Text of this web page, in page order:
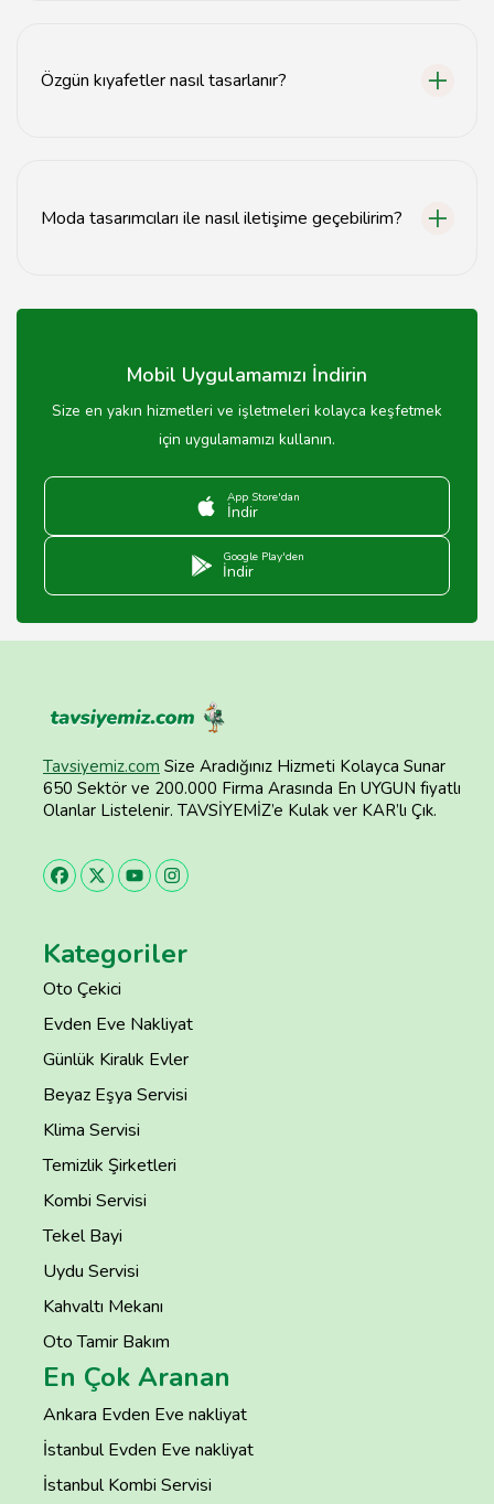
Özgün kıyafetler nasıl tasarlanır?
Moda tasarımcıları ile nasıl iletişime geçebilirim?
medya üzerinden sağlanabilir.
Mobil Uygulamamızı İndirin
Size en yakın hizmetleri ve işletmeleri kolayca keşfetmek
için uygulamamızı kullanın.
App Store'dan
İndir
Google Play'den
İndir
Tavsiyemiz.com Size Aradığınız Hizmeti Kolayca Sunar
650 Sektör ve 200.000 Firma Arasında En UYGUN fiyatlı
Olanlar Listelenir. TAVSİYEMİZ’e Kulak ver KAR’lı Çık.
Kategoriler
Oto Çekici
Evden Eve Nakliyat
Günlük Kiralık Evler
Beyaz Eşya Servisi
Klima Servisi
Temizlik Şirketleri
Kombi Servisi
Tekel Bayi
Uydu Servisi
Kahvaltı Mekanı
Oto Tamir Bakım
En Çok Aranan
Ankara Evden Eve nakliyat
İstanbul Evden Eve nakliyat
İstanbul Kombi Servisi